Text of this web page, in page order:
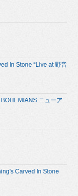
In Stone “Live at 野音
ニューア
Carved In Stone